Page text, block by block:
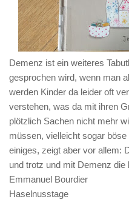
Demenz ist ein weiteres
gesprochen wird, wenn man
werden Kinder da leider oft
verstehen, was da mit ihren
plötzlich Sachen nicht mehr
müssen, vielleicht sogar
einiges, zeigt aber vor allem:
und trotz und mit Demenz die
Emmanuel Bourdier
Haselnusstage